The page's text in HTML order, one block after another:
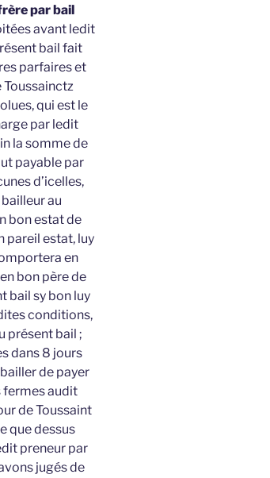
par bail
avant ledit
bail fait
parfaires et
qui est le
par ledit
la somme de
payable par
d’icelles,
au
bon estat de
pareil estat, luy
en
bon père de
bail sy bon luy
conditions,
présent bail ;
dans 8 jours
de payer
fermes audit
de Toussaint
que dessus
preneur par
jugés de